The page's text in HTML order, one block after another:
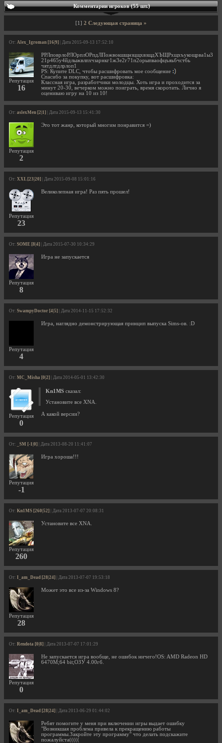
Комментарии игроков (55 шт.)
[1] 2 Следующая страница »
От: Alex_Igroman [16|9] | Дата 2015-09-13 17:52:10
Репутация
16
РРЛповрлоРЛОрплОРпдЛПожвокшщнзцщхвзщдХЪЩРхщхъукощрва1ы3
21р465у4йдлыжвлпхчзарнкг1ж3е2г71п2орыпваофцъяьбчстбь
чятдлтдлрлоп1
PS: Купите DLC, чтобы расшифровать мое сообщение
Спасибо за покупку, вот расшифровка:
Классная игра, разработчики молодцы. Хоть игра и проходится за
минут 20-30, вечерком можно поиграть, время скоротать. Лично я
оцениваю игру на 10 из 10!
От: aslexMen [2|1] | Дата 2015-09-13 15:41:30
Репутация
2
Это тот жанр, который многим понравится =)
От: XXL [23|20] | Дата 2015-09-08 15:01:16
Репутация
23
Великолепная игра! Раз пять прошел!
От: SOME [8|4] | Дата 2015-07-30 10:34:29
Репутация
8
Игра не запускается
От: SwampyDoctor [4|5] | Дата 2014-11-15 17:52:32
Репутация
4
Игра, наглядно демонстрирующая принцип выпуска Sims-ов. :D
От: MC_Misha [0|2] | Дата 2014-05-01 13:42:30
Репутация
0
Kn1MS сказал:
Установите все XNA.
А какой версии?
От: _SM [-1|0] | Дата 2013-08-20 11:41:07
Репутация
-1
Игра хороша!!!
От: Kn1MS [260|52] | Дата 2013-07-07 20:08:31
Репутация
260
Установите все XNA.
От: I_am_Dead [28|24] | Дата 2013-07-07 19:53:18
Репутация
28
Может это все из-за Windows 8?
От: Rendota [0|8] | Дата 2013-07-07 17:01:29
Репутация
0
Не запускается игра вообще, не ошибок ничего!OS: AMD Radeon HD
6470M;64 bit;ОЗУ 4.00гб.
От: I_am_Dead [28|24] | Дата 2013-06-29 01:44:02
Ребят помогите у меня при включении игры выдает ошибку
"Возникшая проблема привела к прекращению работы
программы.Закройте эту программу" что делать подскажите
пожалуйста(((((